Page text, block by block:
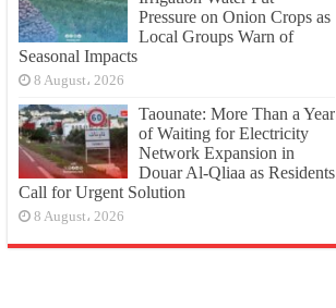
Pressure on Onion Crops as
Local Groups Warn of
Seasonal Impacts
8 August، 2026
Taounate: More Than a Year
of Waiting for Electricity
Network Expansion in
Douar Al-Qliaa as Residents
Call for Urgent Solution
8 August، 2026